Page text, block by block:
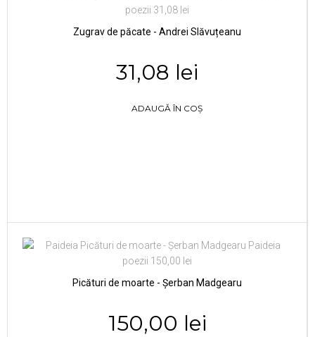
Zugrav de păcate - Andrei Slăvuțeanu
31,08 lei
ADAUGĂ ÎN COȘ
Picături de moarte - Șerban Madgearu
150,00 lei